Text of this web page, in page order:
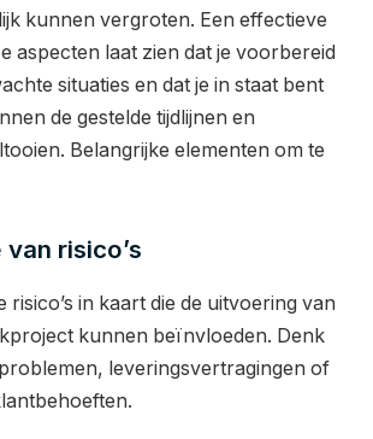
kunnen vergroten. Een effectieve
aspecten laat zien dat je voorbereid
situaties en dat je in staat bent
de gestelde tijdlijnen en
Belangrijke elementen om te
risico’s
risico’s in kaart die de uitvoering van
kunnen beïnvloeden. Denk
leveringsvertragingen of